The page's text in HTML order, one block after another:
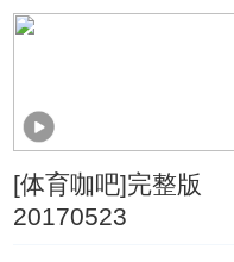
3:2
[体育咖吧]完整版
20170523